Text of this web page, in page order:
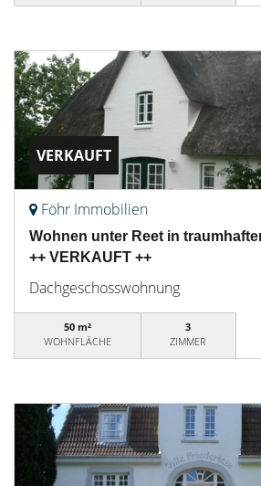
VERKAUFT
Föhr Immobilien
Wohnen unter Reet in
++ VERKAUFT ++
Dachgeschosswohnung
50 m²
WOHNFLÄCHE
3
ZIMMER